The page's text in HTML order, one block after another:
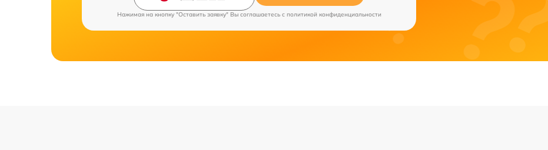
Нажимая на кнопку "Оставить заявку" Вы соглашаетесь c политикой конфиденциальности